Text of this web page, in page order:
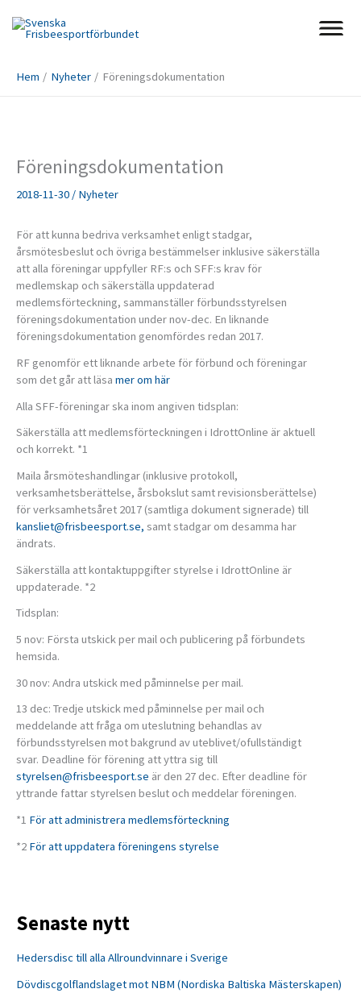
innehåll
Hem Nyheter Föreningsdokumentation
Föreningsdokumentation
2018-11-30 / Nyheter
För att kunna bedriva verksamhet enligt stadgar,
årsmötesbeslut och övriga bestämmelser inklusive säkerställa
att alla föreningar uppfyller RF:s och SFF:s krav för
medlemskap och säkerställa uppdaterad
medlemsförteckning, sammanställer förbundsstyrelsen
föreningsdokumentation under nov-dec. En liknande
föreningsdokumentation genomfördes redan 2017.
RF genomför ett liknande arbete för förbund och föreningar
som det går att läsa mer om här
Alla SFF-föreningar ska inom angiven tidsplan:
Säkerställa att medlemsförteckningen i IdrottOnline är aktuell
och korrekt. *1
Maila årsmöteshandlingar (inklusive protokoll,
verksamhetsberättelse, årsbokslut samt revisionsberättelse)
för verksamhetsåret 2017 (samtliga dokument signerade) till
kansliet@frisbeesport.se, samt stadgar om desamma har
ändrats.
Säkerställa att kontaktuppgifter styrelse i IdrottOnline är
uppdaterade. *2
Tidsplan:
5 nov: Första utskick per mail och publicering på förbundets
hemsida.
30 nov: Andra utskick med påminnelse per mail.
13 dec: Tredje utskick med påminnelse per mail och
meddelande att fråga om uteslutning behandlas av
förbundsstyrelsen mot bakgrund av uteblivet/ofullständigt
svar. Deadline för förening att yttra sig till
styrelsen@frisbeesport.se är den 27 dec. Efter deadline för
yttrande fattar styrelsen beslut och meddelar föreningen.
*1 För att administrera medlemsförteckning
*2 För att uppdatera föreningens styrelse
Senaste nytt
Hedersdisc till alla Allroundvinnare i Sverige
Dövdiscgolflandslaget mot NBM (Nordiska Baltiska Mästerskapen)